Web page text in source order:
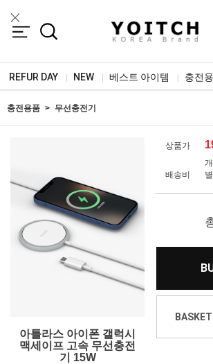
REFUR DAY NEW 베스트 아이템 충전
충전용품 무선충전기
아틀라스 아이폰 갤럭시
맥세이프 고속 무선충전
기 15W
상품가
배송비
별
BASKET